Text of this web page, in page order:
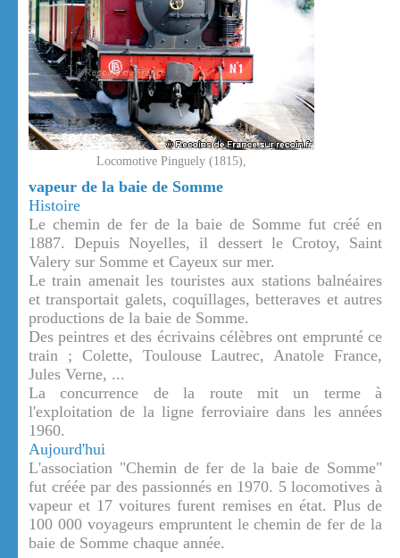
Locomotive Pinguely (1815),
vapeur de la baie de Somme
Histoire
Le chemin de fer de la baie de Somme fut créé en
1887. Depuis Noyelles, il dessert le Crotoy, Saint
Valery sur Somme et Cayeux sur mer.
Le train amenait les touristes aux stations balnéaires
et transportait galets, coquillages, betteraves et autres
productions de la baie de Somme.
Des peintres et des écrivains célèbres ont emprunté ce
train ; Colette, Toulouse Lautrec, Anatole France,
Jules Verne, ...
La concurrence de la route mit un terme à
l'exploitation de la ligne ferroviaire dans les années
1960.
Aujourd'hui
L'association "Chemin de fer de la baie de Somme"
fut créée par des passionnés en 1970. 5 locomotives à
vapeur et 17 voitures furent remises en état. Plus de
100 000 voyageurs empruntent le chemin de fer de la
baie de Somme chaque année.